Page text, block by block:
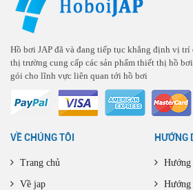
Hồ bơi JAP đã và đang tiếp tục khẳng định vị trí
thị trường cung cấp các sản phẩm thiết thị hồ
gói cho lĩnh vực liên quan tới hồ bơi
VỀ CHÚNG TÔI
Trang chủ
Về jap
HƯỚNG
Hướng
Hướng